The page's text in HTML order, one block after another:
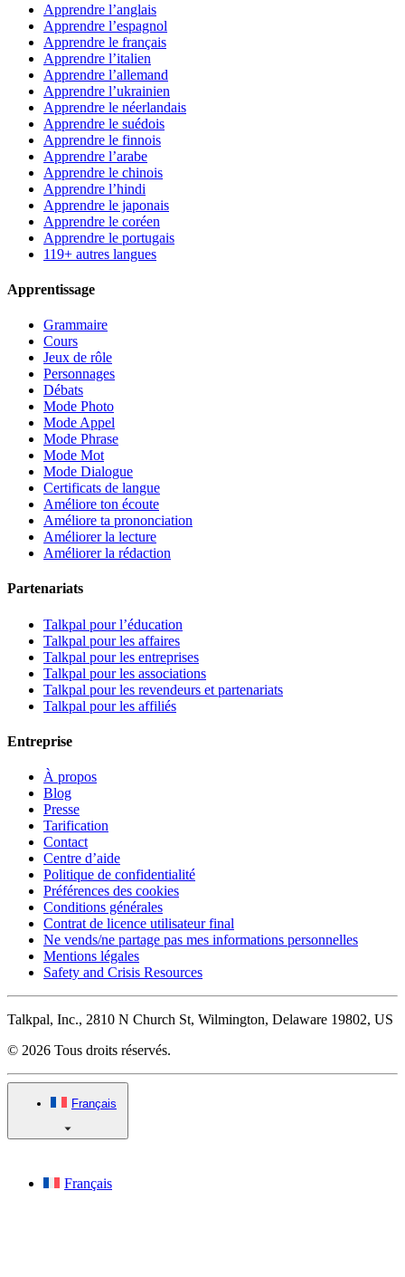
Apprendre l’anglais
Apprendre l’espagnol
Apprendre le français
Apprendre l’italien
Apprendre l’allemand
Apprendre l’ukrainien
Apprendre le néerlandais
Apprendre le suédois
Apprendre le finnois
Apprendre l’arabe
Apprendre le chinois
Apprendre l’hindi
Apprendre le japonais
Apprendre le coréen
Apprendre le portugais
119+ autres langues
Apprentissage
Grammaire
Cours
Jeux de rôle
Personnages
Débats
Mode Photo
Mode Appel
Mode Phrase
Mode Mot
Mode Dialogue
Certificats de langue
Améliore ton écoute
Améliore ta prononciation
Améliorer la lecture
Améliorer la rédaction
Partenariats
Talkpal pour l’éducation
Talkpal pour les affaires
Talkpal pour les entreprises
Talkpal pour les associations
Talkpal pour les revendeurs et partenariats
Talkpal pour les affiliés
Entreprise
À propos
Blog
Presse
Tarification
Contact
Centre d’aide
Politique de confidentialité
Préférences des cookies
Conditions générales
Contrat de licence utilisateur final
Ne vends/ne partage pas mes informations personnelles
Mentions légales
Safety and Crisis Resources
Talkpal, Inc., 2810 N Church St, Wilmington, Delaware 19802, US
© 2026 Tous droits réservés.
Français
Français